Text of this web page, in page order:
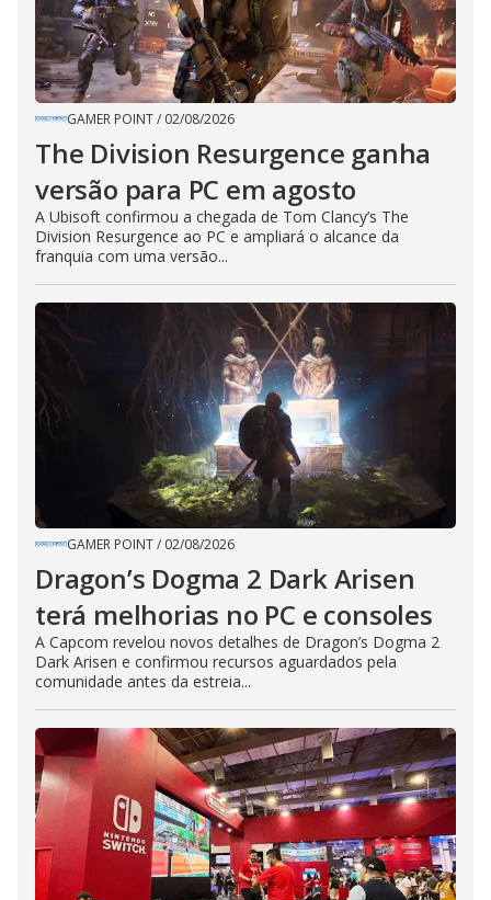
GAMER POINT/ 02/08/2026
The Division Resurgence ganha
versão para PC em agosto
A Ubisoft confirmou a chegada de Tom Clancy’s The
Division Resurgence ao PC e ampliará o alcance da
franquia com uma versão...
GAMER POINT/ 02/08/2026
Dragon’s Dogma 2 Dark Arisen
terá melhorias no PC e consoles
A Capcom revelou novos detalhes de Dragon’s Dogma 2
Dark Arisen e confirmou recursos aguardados pela
comunidade antes da estreia...